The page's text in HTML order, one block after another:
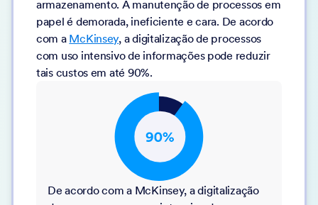
armazenamento. A manutenção de processos em
papel é demorada, ineficiente e cara. De acordo
com a McKinsey, a digitalização de processos
com uso intensivo de informações pode reduzir
tais custos em até 90%.
De acordo com a McKinsey, a digitalização